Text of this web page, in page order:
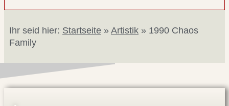
Ihr seid hier: Startseite » Artistik » 1990 Chaos
Family